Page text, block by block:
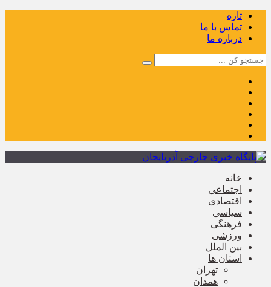
تازه
تماس با ما
درباره ما
خانه
اجتماعی
اقتصادی
سیاسی
فرهنگی
ورزشی
بین الملل
استان ها
تهران
همدان